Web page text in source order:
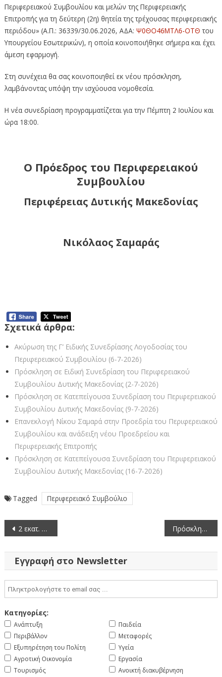
Περιφερειακού Συμβουλίου και μελών της Περιφερειακής
Επιτροπής για τη δεύτερη (2η) θητεία της τρέχουσας περιφερειακής
περιόδου» (Α.Π.: 36339/30.06.2026, ΑΔΑ: Ψ0ΘΟ46ΜΤΛ6-ΟΤΘ του
Υπουργείου Εσωτερικών), η οποία κοινοποιήθηκε σήμερα και έχει
άμεση εφαρμογή.
Στη συνέχεια θα σας κοινοποιηθεί εκ νέου πρόσκληση,
λαμβάνοντας υπόψη την ισχύουσα νομοθεσία.
Η νέα συνεδρίαση προγραμματίζεται για την Πέμπτη 2 Ιουλίου και
ώρα 18:00.
Ο Πρόεδρος του Περιφερειακού
Συμβουλίου
Περιφέρειας Δυτικής Μακεδονίας
Νικόλαος Σαμαράς
Σχετικά άρθρα:
Ακύρωση της Γ’ Ειδικής Συνεδρίασης Λογοδοσίας του
Περιφερειακού Συμβουλίου (6-7-2026)
Πρόσκληση σε Ειδική Συνεδρίαση του Περιφερειακού
Συμβουλίου Δυτικής Μακεδονίας (2-7-2026)
Πρόσκληση σε Κατεπείγουσα Συνεδρίαση του Περιφερειακού
Συμβουλίου Δυτικής Μακεδονίας (9-7-2026)
Επανεκλογή Νίκου Σαμαρά στην Προεδρία του Περιφερειακού
Συμβουλίου και ανάδειξη νέου Προεδρείου και
Περιφερειακής Επιτροπής
Πρόσκληση σε Κατεπείγουσα Συνεδρίαση του Περιφερειακού
Συμβουλίου Δυτικής Μακεδονίας (16-7-2026)
Tagged Περιφερειακό Συμβούλιο
Πλοήγηση
άρθρων
2 εκατ. ευρώ για την ένταξη παιδιών στην προσχολική εκπαίδευση και τη δημιουργική απασχόληση για το σχολικό έτος 2026-2027 Πρόσκληση σε Ειδική Συνεδρίαση του Περιφερειακού Συμβουλίου Δυτικής Μακεδονίας (2-7-2026)
Εγγραφή στο Newsletter
Κατηγορίες:
Ανάπτυξη
Περιβάλλον
Εξυπηρέτηση του Πολίτη
Αγροτική Οικονομία
Τουρισμός
Παιδεία
Μεταφορές
Υγεία
Εργασία
Ανοικτή διακυβέρνηση